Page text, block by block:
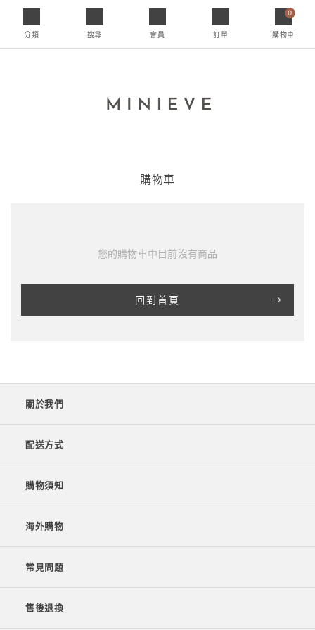
分類 搜尋 會員 訂單
0
購物車
購物車
您的購物車中目前沒有商品
回到首頁
關於我們
配送方式
購物須知
海外購物
常見問題
售後退換